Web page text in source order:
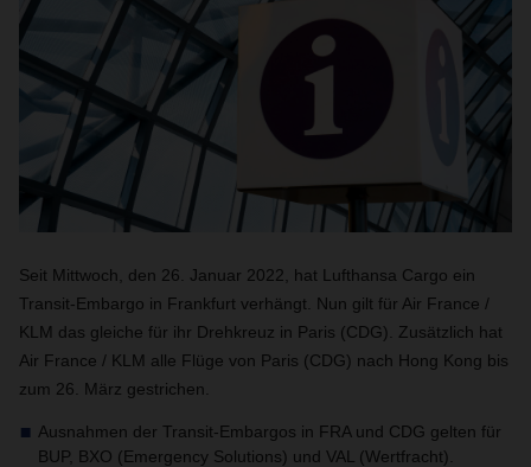
Seit Mittwoch, den 26. Januar 2022, hat Lufthansa Cargo ein
Transit-Embargo in Frankfurt verhängt. Nun gilt für Air France /
KLM das gleiche für ihr Drehkreuz in Paris (CDG). Zusätzlich hat
Air France / KLM alle Flüge von Paris (CDG) nach Hong Kong bis
zum 26. März gestrichen.
Ausnahmen der Transit-Embargos in FRA und CDG gelten für
BUP, BXO (Emergency Solutions) und VAL (Wertfracht).